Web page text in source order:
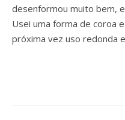
desenformou muito bem,
Usei uma forma de coroa
próxima vez uso redonda